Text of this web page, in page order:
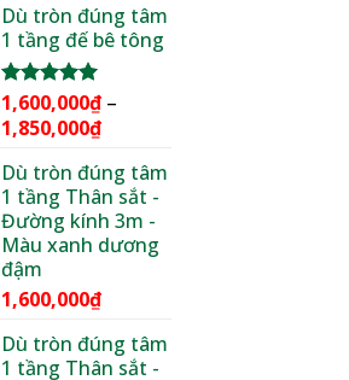
từ
3,600,000₫
4,400,000₫
Dù tròn đúng tâm
1 tầng đế bê tông
Được xếp
hạng5.00
5 sao
1,600,000₫ –
1,850,000₫Khoảng
từ
1,600,000₫
đến
1,850,000₫
Dù tròn đúng tâm
1 tầng Thân sắt -
Đường kính 3m -
Màu xanh dương
đậm
1,600,000₫
Dù tròn đúng tâm
1 tầng Thân sắt -